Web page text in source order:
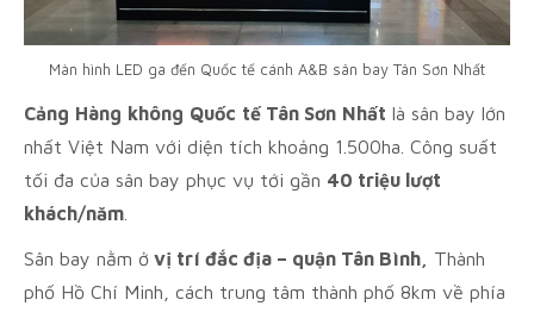
Màn hình LED ga đến Quốc tế cánh A&B sân bay Tân Sơn Nhất
Cảng Hàng không Quốc tếTân Sơn Nhất là sân bay lớn
nhất Việt Nam với diện tích khoảng 1.500ha. Công suất
tối đa của sân bay phục vụ tới gần 40 triệu lượt
khách/năm
Sân bay nằm ở vị trí đắc địa – quận Tân Bình,
Thành
phố Hồ Chí Minh, cách trung tâm thành phố 8km về phía